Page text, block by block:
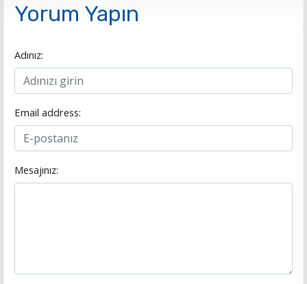
Yorum Yapın
Adınız:
Email address:
Mesajınız: